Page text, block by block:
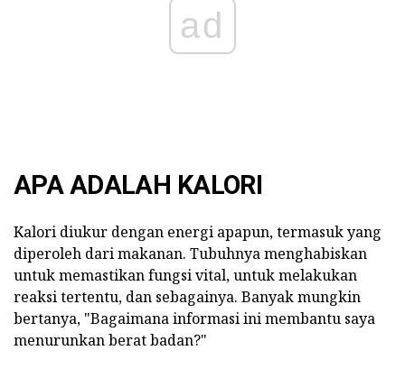
ad
APA ADALAH KALORI
Kalori diukur dengan energi apapun, termasuk yang
diperoleh dari makanan. Tubuhnya menghabiskan
untuk memastikan fungsi vital, untuk melakukan
reaksi tertentu, dan sebagainya. Banyak mungkin
bertanya, "Bagaimana informasi ini membantu saya
menurunkan berat badan?"